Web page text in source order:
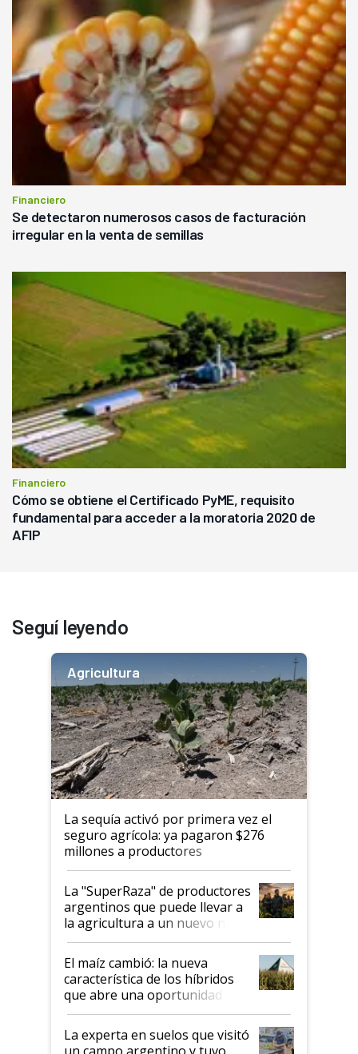
Financiero
Se detectaron numerosos casos de facturación
irregular en la venta de semillas
Financiero
Cómo se obtiene el Certificado PyME, requisito
fundamental para acceder a la moratoria 2020 de
AFIP
Seguí leyendo
Agricultura
La sequía activó por primera vez el
seguro agrícola: ya pagaron $276
millones a productores
La "SuperRaza" de productores
argentinos que puede llevar a
la agricultura a un nuevo nivel:
"Las posibilidades de
crecimiento son infinitas"
El maíz cambió: la nueva
característica de los híbridos
que abre una oportunidad en
el lote
La experta en suelos que visitó